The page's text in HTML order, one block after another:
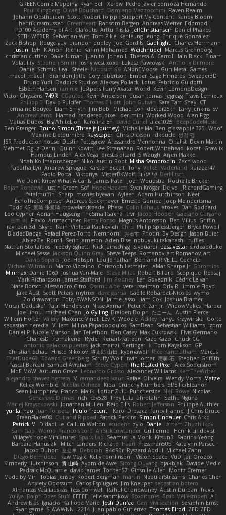
GREENCom'e Mapping Ryan Bell Xcrow Pedro Javier Somoza Hernando
Paul Klingberg Olivié Bouchard Damiano Mazzocchini Raven Realm
Johann Oosthuizen Scott Robert Tolppi: Support My Content Randy Bloom
henrik rasmussen Greenheart Ransom Bergen Andreas Wetter Edomod
PD100 Academy of Art Clafoutis Arttu Piisila JeffChristiansen Daniel Phakos
SETH WEBER Sebastian Witt Tom Pike Kenleung Leung Enrique Gonzalez
Zack Bishop
Rouge guy brandon dudley Joel Gordils GadFlight Charles Herrmann
Justin
LvH K Anon Richie Karim Mohamed Weichnudel
Marcus Grennborg
christian cuttino DaveHuman juanito Johan L Theresa A. Carroll Iain Black Einarr
Volatility Stephen Smith joshy west xoxo Łukasz Pawłowski Anthony Dilmore
Daniel Schmid Leal Steele Nitrosimi96 ANonEMoose Gun Metal Games
macoll macoll
Brandon Joffe Cory robertson Ember Sage Himeros Sweeper3D
Bruno Yudi Daddios Studios Aleksey Pollack Lotus Fabrizio Guidotti
Esbern Hansen ran nie Justper's Furry Avatar World Kevin LomondDesign
Victor Ghyssens 749R CGautos Kevin Anderson dusan tomas Jegregg Travis Lemieux
Philipp T David Pulcifer Thomas Elliott John Gutwin Sara Tarr Shay CT
Jermaine Bouyea Liam Smyth Jim Bob Michael Loh doctor25th Larry Jenkins sv
Andrew Lamb Hamad rendered_pixel der_mihi Worked Wood Alan Figg
Matias Dubos BigWhiteLion Karolina En David Curiel alec1025
BeepCodeMusic
Ben Granger Bruno Simon (Three.js Journey) Michelle Ma Ben glassapple 325 Woof
Maxime Detournière Rayscaper Chris Dickson idkdude 성익 김
JSR Production house Dustin Pettegrew Alessandro Mennonna Onalist Devin Martin
Mehmet Oguz Derin
Quinn Kowitt Lee Stranahan Robert Whitehead kocat Grawlix
Hampus Linden Alex Vega orestis picard S Waugh Arjen Plakke
Noah Kollmannsberger Niko Austin Root Misha Samorodin Zach wood
Tabatha Lyn Andrew Sprague Karsten Eckelt Tony VolkEnVaderland Raizzer47
Pablo Portal Viktoriya MisterBKWolf שי יעקוב DerHitsch
We Don't Know What A Car Is James Patel Joeri Woudstra Rochelle Bricker
Bojan Rončević Justin Green Sof Hope Hackett Sven Kröger Dejvo
JRichardGaming
fatalmuffin Sharp movies byevan Ayleen Adam Hutchinson Neet
EchoTheComposer Andreas Stockmayer Ernesto Gomez Joep Meindertsma
Todd KS 景琦 张景琦 trowelandspade Phase Colin Lohaus atoves Dan Goddard
Loo Cypher Adrian Haugseng TheSmallGacha trvr Jacob Hooper Gaetano Gargano
민희 이
Flavio Artmachiner Remy Ponso Magnús Antonsson Ben Milius Griffin
rayhaan.3d
Skyro Rain Violetta Radkevich Chris Philip Spiessberger Bryce Powell
BladedBadge Rafael Perez-Torro Nemnomi おるす Photini By Design Jason Buier
AblazZe Rom1 Serin Jameson Aden Bise nobuyuki takahashi
ruffles
Nathan Stoltzfoos Freddy Sghetti Nick Jainschigg Siyouardi passivestar sirdeadduke
Michael Sasse Jackson Quinn Gray Steve Teeps Romanov_art Romanov_art
David Sopala Joel Hobson Lou Jonathan Bertrand RIVEILL Cocheta
Michael Witmann Marco Vizcaino Christoph Letmaier LaMar Sharpe Jr Gbromios
Minmax Daniel1060 Joshua Van-Male Steve Mitas Robert Billard Scopique Repsaj
Mark Richardson James Stafford Jim Rodney Len Govednik Cédric Le van
Nate Borsch alessandro Citro Osamu Abe vera usselman Orly R Jimmie Floyd
Jake Aust Scott Peters mytrixx dave garcia Gaëlle Robardet-Nicolas wymo
Zoidrawzaton Toby SWANSON Jaime Jasso Liam Cox Joshua Bramer
Mucai 'Daduska' Paul Henderson Nisse Axman Peter Križan Jr. WidowMakes Harper
Joe Lihou
michael Chan Jo Gylling Braiden Dolph たこーん Austin Pierce
Willem Hörter Valery Maxence Vinot Lev K Woozle Ackley Tanya Krzywinska Gorto
sebastian heredia Villem Milina Papadopoulos SamBean Sebastian Williams igorrr
Daniel P Nicole Manson Jan Tellethon Ben Casey Max Cukrowski Elvis Germano
CharlesD
Pomakenel Ryder Renart-Patreon Kazo Kazo
Chuck CG
antonio palacios puertas jack manzi Bertinger k Tom Kayakson GP
Christian Schau
Hristo Nikolov 将太郎 山田 kyomawolf Rico Kanthatham
Marcus
ThatDude69
Edward Greenberg Scruffy Wolf Irwin Jomar 曜萌 石 Stephen Griffith
Pascal Bureau Samuel Avraham Steve Cypert The Rusted Pixel Alex Söderström
MoE MoW Autumn Grace Leonardo Grosso Alexander Williams KerriTheWriter
alejandro chavez herrera V ramandeep kaur Rafael Oliveira Wendy Morris Matze
Kelley Womble Nicolas Ocheda Kiba Crunchy Numbers El/Ellie/Eleanor
Sean Humphrey Franco Malik LotionZulu Punchersize Neil Rowe Nicolas
Genevieve Dumas rich cav528 Troy Lutz ahrotahn
Sethu Nguna
Maciej Krzyszkowski Jonathan Mullen Reid Ellis Robert Jefferson Philippe Authier
yunlai hao Juan Fonseca Paulo Trecenti Karol Droszcz Fancy Flannel J Chris Druce
BraanFlakes08 Cut and Ripped Patrick Perkins Simon Lindauer Chris Arko
Patrick M
Didadi Le Callum Walton etudenc zylo Daniel Artem Zhuzhlikov
Sam Gao Womp Francois Lord AirSickLowLander Guillermo
Henrik Lindqvist
Village's hope Miniatures Spark Lab Seamus La Monk Kitsun3
Sabrina Yeong
Barbara Hanusiak Mitch Landers Richard Haan Pressman505
Katelynn Parsec
Jacob Duhon 포로루 Deborah 84d93r Ryszard Abdul Michael Zahn
Diego Bermudez Raw Magic Kelly Tomlinson | Vision Space VuD Jaii Orozco
Kimberly Hutchinson 貴 山崎 Ayomide Awe Sicong Ouyang bjakbjak Davide Medici
Padraic McQuarrie david james Toriten57 Ginsnile Allen Moritz Cremer
Made by Miri Tobias Jensby Robert Bergman martin NebularStreams Charles Chen
Anxiety Opossum Carlos Esplugues Jim Kneuper sebastian botero
Almantas Vasiliauskas Tess Cornwall Rahul Chandwaney Austin Durban Travis
Yuliya Ralph Does Stuff EEEEE Jelle sahmkow Scopitones Brad Mellesmoen A J
Andrew Islas Ignacio Kalliope Marie Josh Dunfee Gen viviisection Seraphin Ernst
Ryan game SLAWWNN_ 2214 Juan pablo Gutierrez Thomas Elrod ZED ZED